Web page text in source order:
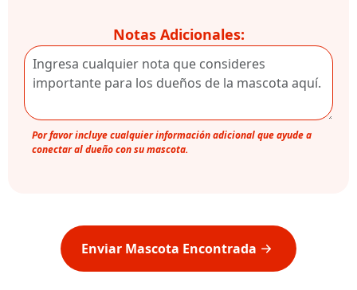
Notas Adicionales:
Por favor incluye cualquier información adicional que ayude a
conectar al dueño con su mascota.
Enviar Mascota Encontrada